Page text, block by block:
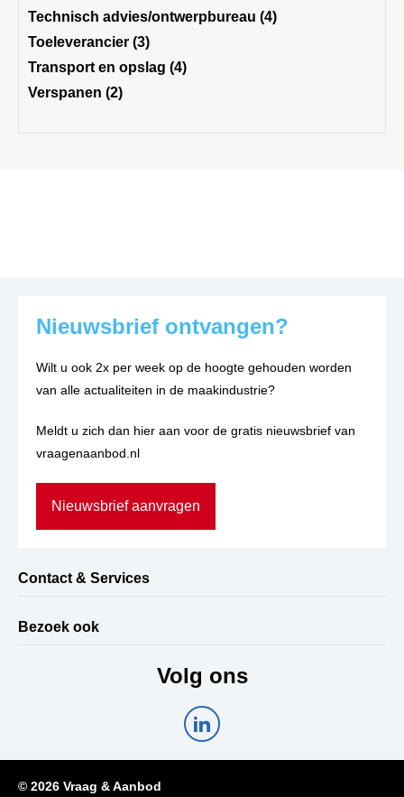
Technisch advies/ontwerpbureau (4)
Toeleverancier (3)
Transport en opslag (4)
Verspanen (2)
Nieuwsbrief ontvangen?
Wilt u ook 2x per week op de hoogte gehouden worden
van alle actualiteiten in de maakindustrie?
Meldt u zich dan hier aan voor de gratis nieuwsbrief van
vraagenaanbod.nl
Nieuwsbrief aanvragen
Contact & Services
Bezoek ook
Volg ons
© 2026 Vraag & Aanbod